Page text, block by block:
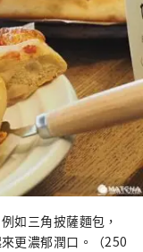
如三角披薩麵包，
更濃郁潤口。（250